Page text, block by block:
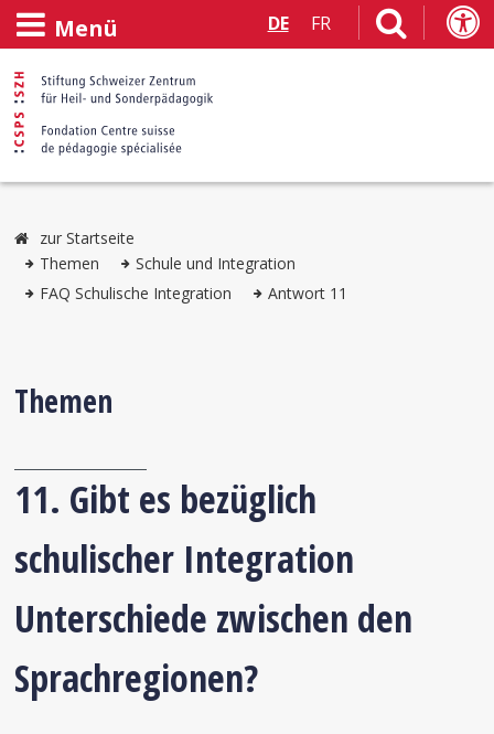
Menü DE FR
zur Startseite
Themen
Schule und Integration
FAQ Schulische Integration
Antwort 11
Themen
11. Gibt es bezüglich
schulischer Integration
Unterschiede zwischen den
Sprachregionen?